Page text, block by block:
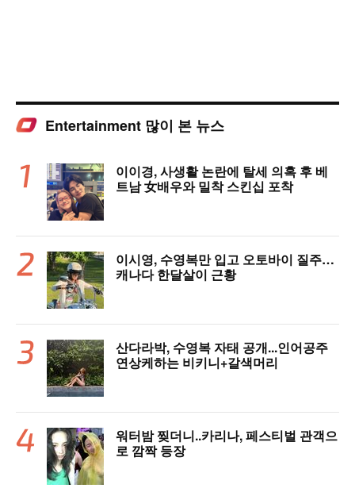
Entertainment 많이 본 뉴스
이이경, 사생활 논란에 탈세 의혹 후 베
트남 女배우와 밀착 스킨십 포착
이시영, 수영복만 입고 오토바이 질주…
캐나다 한달살이 근황
산다라박, 수영복 자태 공개...인어공주
연상케하는 비키니+갈색머리
워터밤 찢더니..카리나, 페스티벌 관객으
로 깜짝 등장